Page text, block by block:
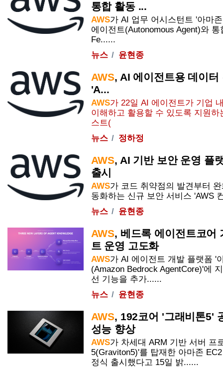
통합 활동 ...
AWS가 AI 업무 어시스턴트 '아마
에이전트(Autonomous Agent)와
Fe......
뉴스
윤현종
AWS, AI 에이전트용 데이
'A...
AWS가 22일 AI 에이전트가 기업
이해하고 활용할 수 있도록 지원하
스트(
뉴스
정하정
AWS, AI 기반 보안 운영 플
출시
AWS가 코드 취약점의 발견부터
동화하는 신규 보안 서비스 'AWS
뉴스
윤현종
AWS, 베드록 에이전트코
트 운영 고도화
AWS가 AI 에이전트 개발 플랫폼 '
(Amazon Bedrock AgentCore)'에
선 기능을 추가......
뉴스
윤현종
AWS, 192코어 '그래비톤5'
성능 향상
AWS가 차세대 ARM 기반 서버 프
5(Graviton5)'를 탑재한 아마존
정식 출시했다고 15일 밝......